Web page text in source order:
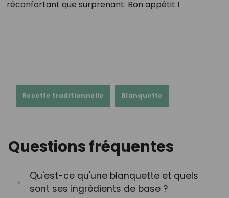
réconfortant que surprenant. Bon appétit !
Recette traditionnelle Blanquette
Questions fréquentes
Qu'est-ce qu'une blanquette et quels
sont ses ingrédients de base ?